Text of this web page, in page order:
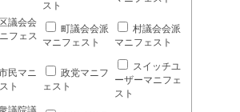
スト
区議会会
フェス
町議会会派
マニフェスト
村議会会派
マニフェスト
民マニ
ト
政党マニフ
ェスト
スイッチユ
ーザーマニフェ
スト